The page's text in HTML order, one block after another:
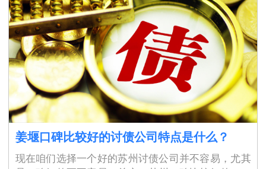
姜堰口碑比较好的讨债公司特点是什么？
现在咱们选择一个好的苏州讨债公司并不容易，尤其